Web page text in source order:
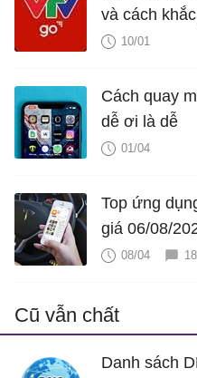
và cách
10/01
Cách quay
dễ ơi là dễ
01/04
Top ứng
giá 06/08/
08/04 18
Cũ vẫn chất
Danh sách